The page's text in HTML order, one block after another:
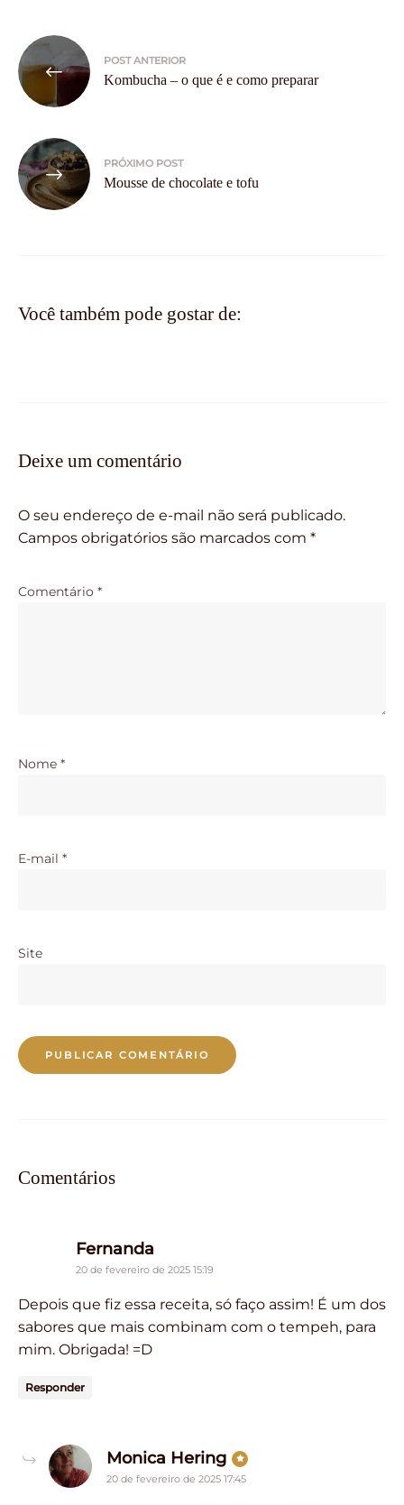
Navegação
de
Post
POST ANTERIOR
Kombucha – o que é e como preparar
PRÓXIMO POST
Mousse de chocolate e tofu
Você também pode gostar de:
Deixe um comentário
O seu endereço de e-mail não será publicado.
Campos obrigatórios são marcados com *
Comentário *
Nome *
E-mail *
Site
Comentários
Fernanda
20 de fevereiro de 2025 15:19
Depois que fiz essa receita, só faço assim! É um dos
sabores que mais combinam com o tempeh, para
mim. Obrigada! =D
Responder
Monica Hering says:
20 de fevereiro de 2025 17:45